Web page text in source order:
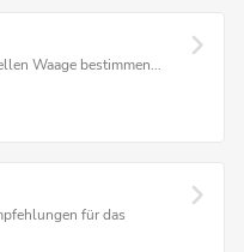
Waage bestimmen...
für das